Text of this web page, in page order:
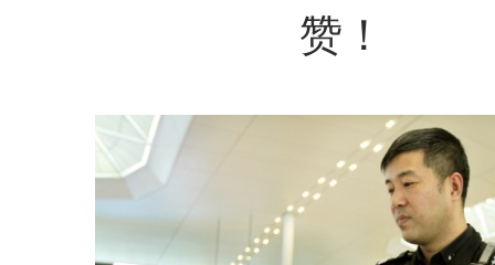
赞！